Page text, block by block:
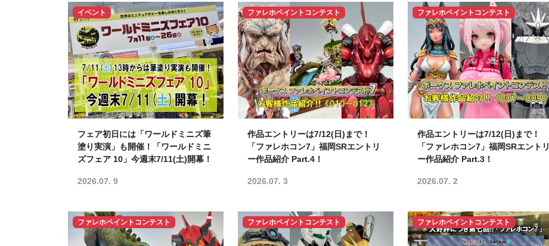
イベント
フェア初日には「ワールドミニズ筆
塗り実演」も開催！「ワールドミニ
ズフェア 10」今週末7/11(土)開幕！
2026.07. 9
ファレホペイントコンテスト
作品エントリーは7/12(日)まで！
「ファレホコン7」福岡SRエントリ
ー作品紹介 Part.4！
2026.07. 3
ファレホペイントコンテスト
作品エントリーは7/12(日)まで！
「ファレホコン7」福岡SRエントリ
ー作品紹介 Part.3！
2026.07. 2
ファレホペイントコンテスト ファレホペイントコンテスト ファレホペイントコンテスト